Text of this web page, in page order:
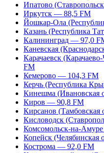
Ипатово
Иркутск — 88,5 FM
Йошкар-Ола
Казань (Республика
Калининград — 97,0
Каневская
Карачаевск
FM
Кемерово — 104,3 FM
Керчь (Республика
Кинешма (Ивановская
Киров — 90,8 FM
Кирсанов
Кисловодск
Комсомольск-на-
Копейск
Кострома — 92,0 FM